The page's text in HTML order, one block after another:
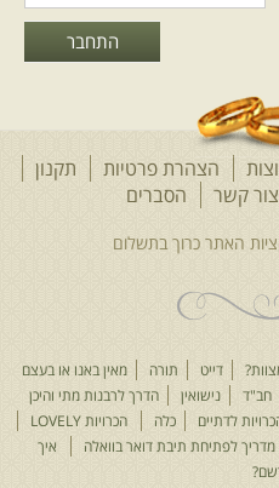
הצהרת פרטיות
תקנון
צור קשר הסברים
דייט תורה
מאין באנו או בעצם
חב"ד נישואין
הדרך לרבנות מתי והיכן
לדתיים כלה
הכרויות LOVELY
מדריך לפתיחת תיבת דואר בוואלה
איך